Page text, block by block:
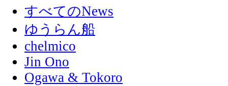
すべてのNews
ゆうらん船
chelmico
Jin Ono
Ogawa & Tokoro